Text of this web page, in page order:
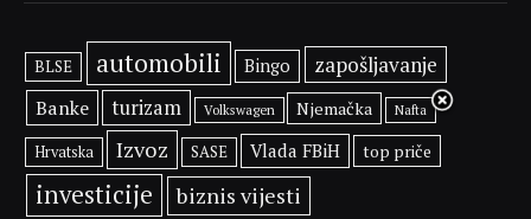
BLSE automobili Bingo zapošljavanje
Banke turizam Volkswagen Njemačka Nafta
Hrvatska Izvoz SASE Vlada FBiH top priče
investicije biznis vijesti